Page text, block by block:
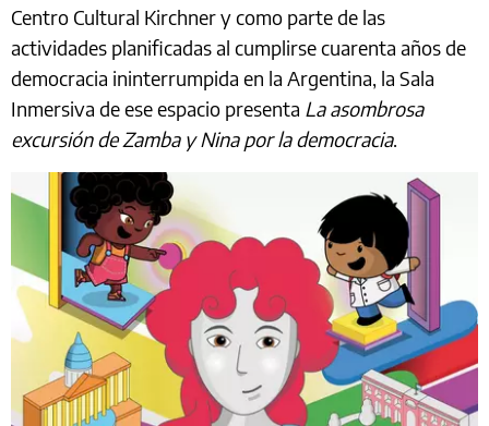
Centro Cultural Kirchner y como parte de las
actividades planificadas al cumplirse cuarenta años de
democracia ininterrumpida en la Argentina, la Sala
Inmersiva de ese espacio presenta La asombrosa
excursión de Zamba y Nina por la democracia.